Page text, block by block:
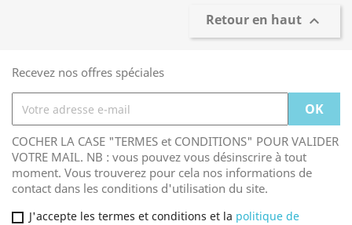
Retour en haut 
Recevez nos offres spéciales
COCHER LA CASE "TERMES et CONDITIONS" POUR VALIDER
VOTRE MAIL. NB : vous pouvez vous désinscrire à tout
moment. Vous trouverez pour cela nos informations de
contact dans les conditions d'utilisation du site.
J'accepte les termes et conditions et la politique de